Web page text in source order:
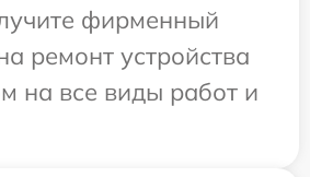
фирменный
ремонт устройства
на все виды работ и